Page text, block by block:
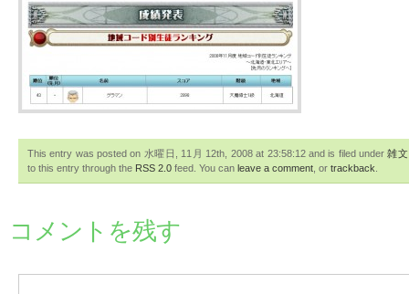
This entry was posted on 水曜日, 11月 12th, 2008 at 23:58:12 and is filed under雑文
to this entry through the RSS 2.0 feed. You can leave a comment , or trackback
コメントを残す